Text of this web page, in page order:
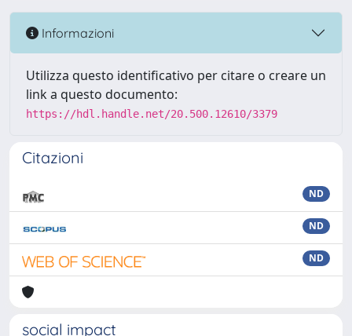
Informazioni
Utilizza questo identificativo per citare o creare un
link a questo documento:
https://hdl.handle.net/20.500.12610/3379
Citazioni
ND
ND
ND
social impact